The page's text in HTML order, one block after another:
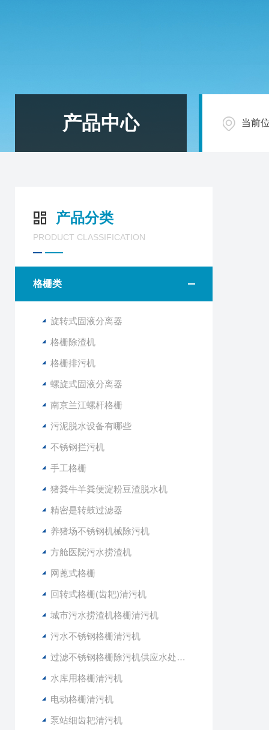
产品中心 当前
产品分类
PRODUCT CLASSIFICATION
格栅类
旋转式固液分离器
格栅除渣机
格栅排污机
螺旋式固液分离器
南京兰江螺杆格栅
污泥脱水设备有哪些
不锈钢拦污机
手工格栅
猪粪牛羊粪便淀粉豆渣脱水机
精密是转鼓过滤器
养猪场不锈钢机械除污机
方舱医院污水捞渣机
网蓖式格栅
回转式格栅(齿耙)清污机
城市污水捞渣机格栅清污机
污水不锈钢格栅清污机
过滤不锈钢格栅除污机供应水处理设备
水库用格栅清污机
电动格栅清污机
泵站细齿耙清污机